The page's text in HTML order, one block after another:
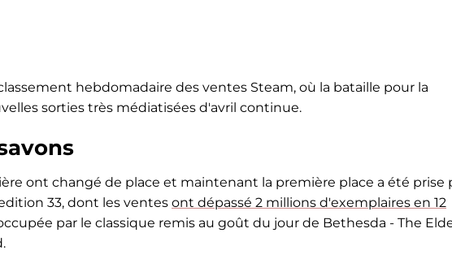
hebdomadaire des ventes Steam, où la bataille pour la
sorties très médiatisées d'avril continue.
ont changé de place et maintenant la première place a été prise
33, dont les ventes ont dépassé 2 millions d'exemplaires en 12
par le classique remis au goût du jour de Bethesda - The